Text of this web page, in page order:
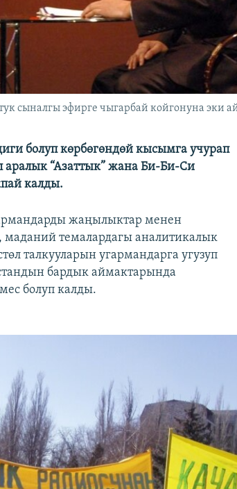
сыналгы эфирге чыгарбай койгонуна эки
болуп көрбөгөндөй кысымга учурап
“Азаттык” жана Би-Би-Си
калды.
жаңылыктар менен
темалардагы аналитикалык
талкууларын угармандарга угузуп
бардык аймактарында
болуп калды.